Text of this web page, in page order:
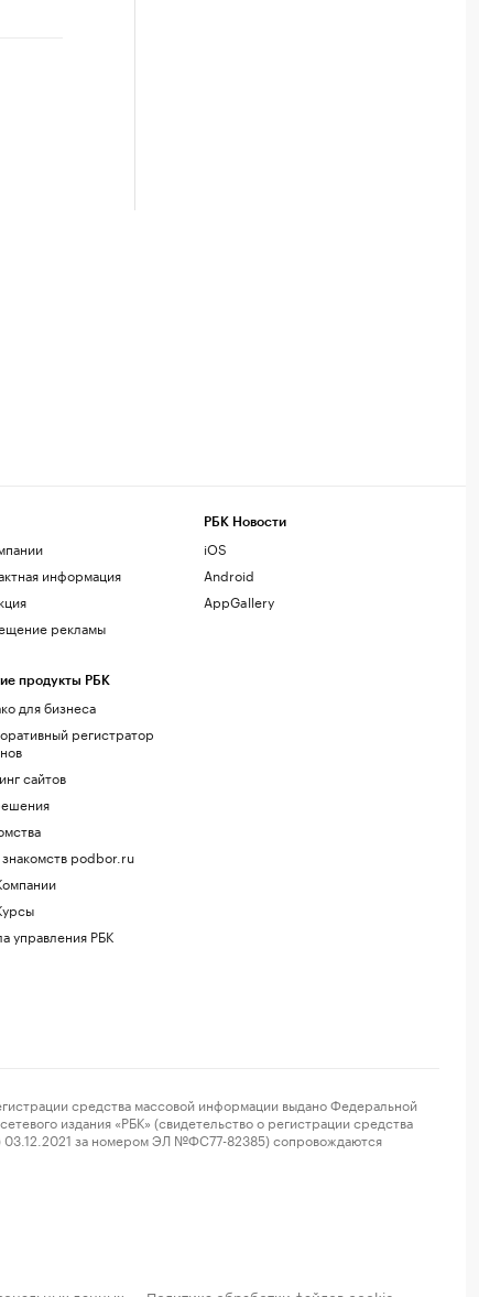
информация
рекламы
продукты РБК
для бизнеса
регистратор
сайтов
podbor.ru
управления РБК
РБК Новости
iOS
Android
AppGallery
средства массовой информации выдано Федеральной
издания «РБК» (свидетельство о регистрации средства
03.12.2021 за номером ЭЛ №ФС77-82385) сопровождаются